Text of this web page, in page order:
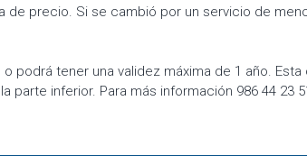
precio. Si se cambió por un servicio de
podrá tener una validez máxima de 1 año.
inferior. Para más información 986 44 23